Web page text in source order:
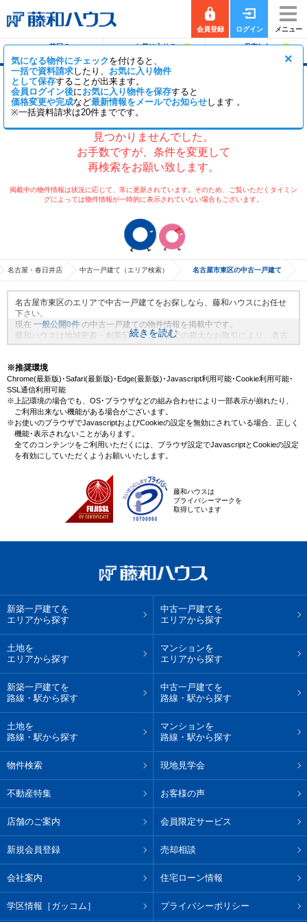
会員登録 ログイン メニュー
前回の
お気に入りの
保存した
×
気になる物件にチェックを付けると、
一括で資料請求したり、 お気に入り物件
として保存することが出来ます。
会員ログイン後にお気に入り物件を保存すると
価格変更や完成など最新情報をメールでお知らせします 。
※一括資料請求は20件までです。
名古屋市東区の中古一戸建て
見つかりませんでした。
お手数ですが、条件を変更して
再検索をお願い致します。
掲載中の物件情報は状況に応じて、常に更新されています。そのため、ご覧いただくタイミン
グによっては物件情報が一時的に表示されていない場合もございます。
名古屋・春日井店 中古一戸建て（エリア検索） 名古屋市東区の中古一戸建て
名古屋市東区のエリアで中古一戸建てをお探しなら、藤和ハウスにお任せ
下さい。
現在 一般公開0件 の中古一戸建ての物件情報を掲載中です。
藤和ハウスは地域密着・創業51年、これまでの膨大なお取引により、名古
屋市東区のエリアの新規物件情報や、未公開不動産物件情報も沢山ござい
続きを読む
※推奨環境
Chrome(最新版)･Safari(最新版)･Edge(最新版)･Javascript利用可能･Cookie利用可能･
SSL通信利用可能
※上記環境の場合でも、OS･ブラウザなどの組み合わせにより一部表示が崩れたり、
ご利用出来ない機能がある場合がございます。
※お使いのブラウザでJavascriptおよびCookieの設定を無効にされている場合、正しく
機能･表示されないことがあります。
全てのコンテンツをご利用いただくには、ブラウザ設定でJavascriptとCookieの設定
を有効にしていただくようお願いいたします。
藤和ハウスは
プライバシーマークを
取得しています
新築一戸建てを
エリアから探す
中古一戸建てを
エリアから探す
土地を
エリアから探す
マンションを
エリアから探す
新築一戸建てを
路線・駅から探す
中古一戸建てを
路線・駅から探す
土地を
路線・駅から探す
マンションを
路線・駅から探す
物件検索 現地見学会
不動産特集 お客様の声
店舗のご案内 会員限定サービス
新規会員登録 売却相談
会社案内 住宅ローン情報
学区情報［ガッコム］ プライバシーポリシー